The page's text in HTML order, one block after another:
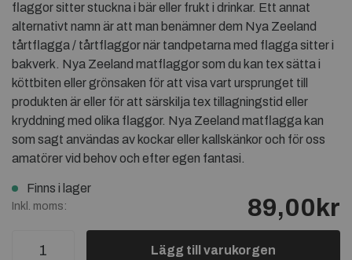
flaggor sitter stuckna i bär eller frukt i drinkar. Ett annat
alternativt namn är att man benämner dem Nya Zeeland
tårtflagga / tårtflaggor när tandpetarna med flagga sitter i
bakverk. Nya Zeeland matflaggor som du kan tex sätta i
köttbiten eller grönsaken för att visa vart ursprunget till
produkten är eller för att särskilja tex tillagningstid eller
kryddning med olika flaggor. Nya Zeeland matflagga kan
som sagt användas av kockar eller kallskänkor och för oss
amatörer vid behov och efter egen fantasi.
Finns i lager
Inkl. moms: 89,00kr
Lägg till varukorgen